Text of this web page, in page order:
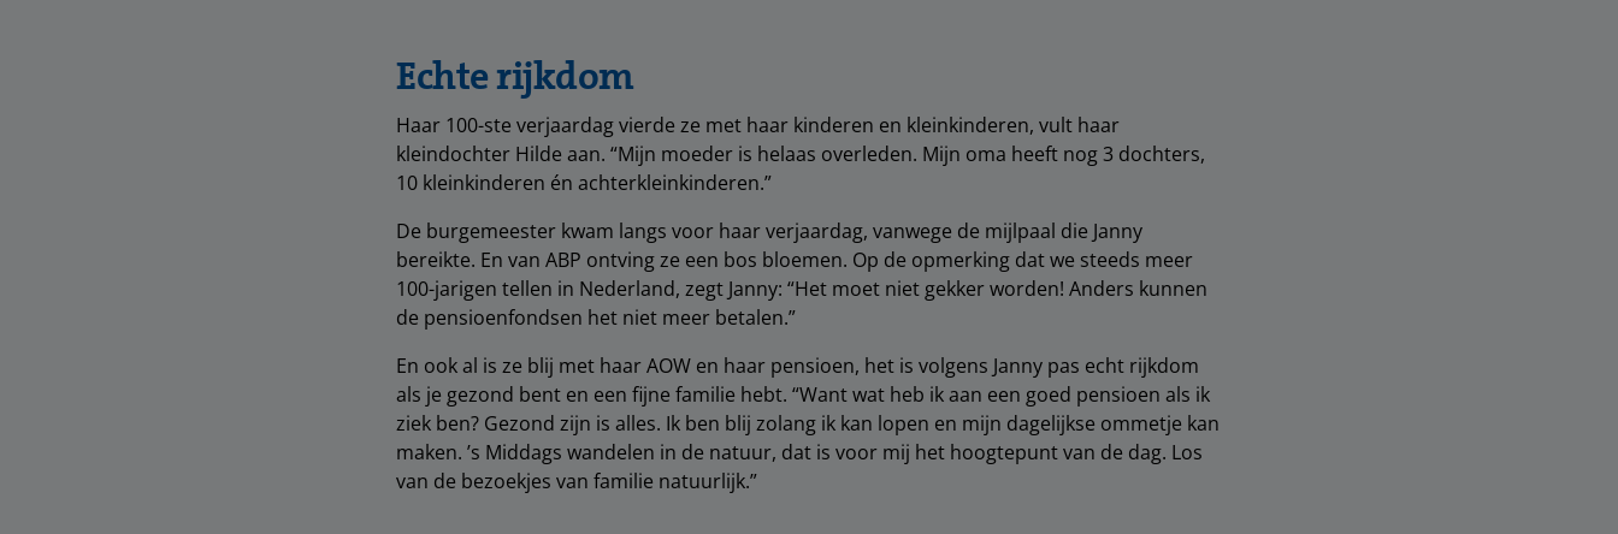
Echte rijkdom
Haar 100-ste verjaardag vierde ze met haar kinderen en kleinkinderen, vult haar
kleindochter Hilde aan. “Mijn moeder is helaas overleden. Mijn oma heeft nog 3 dochters,
10 kleinkinderen én achterkleinkinderen.”
De burgemeester kwam langs voor haar verjaardag, vanwege de mijlpaal die Janny
bereikte. En van ABP ontving ze een bos bloemen. Op de opmerking dat we steeds meer
100-jarigen tellen in Nederland, zegt Janny: “Het moet niet gekker worden! Anders kunnen
de pensioenfondsen het niet meer betalen.”
En ook al is ze blij met haar AOW en haar pensioen, het is volgens Janny pas echt rijkdom
als je gezond bent en een fijne familie hebt. “Want wat heb ik aan een goed pensioen als ik
ziek ben? Gezond zijn is alles. Ik ben blij zolang ik kan lopen en mijn dagelijkse ommetje kan
maken. ’s Middags wandelen in de natuur, dat is voor mij het hoogtepunt van de dag. Los
van de bezoekjes van familie natuurlijk.”